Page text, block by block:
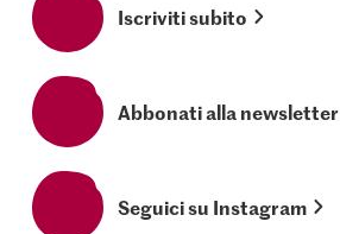
Iscriviti subito
Abbonati alla newsletter
Seguici su Instagram